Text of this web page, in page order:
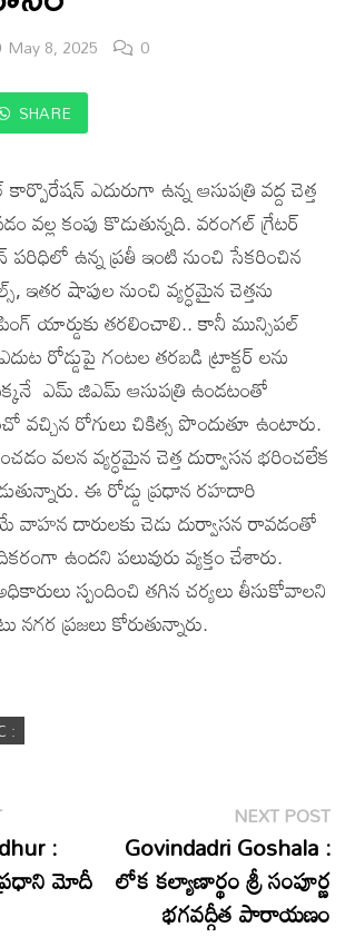
May 8, 2025 0
SHARE
ఎదురుగా ఉన్న ఆసుపత్రి వద్ద చెత్త
వల్ల కంపు కొడుతున్నది. వరంగల్ గ్రేటర్
ఉన్న ప్రతీ ఇంటి నుంచి సేకరించిన
షాపుల నుంచి వ్యర్ధమైన చెత్తను
యార్డుకు తరలించాలి.. కానీ మున్సిపల్
రోడ్డుపై గంటల తరబడి ట్రాక్టర్ లను
ఎమ్ జిఎమ్ ఆసుపత్రి ఉండటంతో
వచ్చిన రోగులు చికిత్స పొందుతూ ఉంటారు.
వలన వ్యర్ధమైన చెత్త దుర్వాసన భరించలేక
ఈ రోడ్డు ప్రధాన రహదారి
దారులకు చెడు దుర్వాసన రావడంతో
ఉందని పలువురు వ్యక్తం చేశారు.
స్పందించి తగిన చర్యలు తీసుకోవాలని
ప్రజలు కోరుతున్నారు.
:
Previous
post::
మోదీ
NEXT POST
Govindadri Goshala :
లోక కల్యాణార్థం శ్రీ సంపూర్ణ
భగవద్గీత పారాయణం